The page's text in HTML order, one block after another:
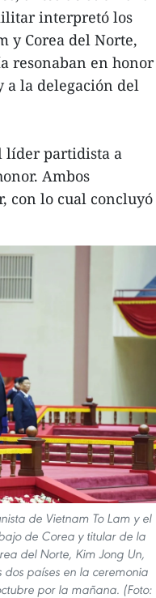
interpretó los
y Corea del Norte,
resonaban en honor
a la delegación del
partidista a
Ambos
con lo cual concluyó
de Vietnam To Lam y el
de Corea y titular de la
del Norte, Kim Jong Un,
dos países en la ceremonia
por la mañana. (Foto: